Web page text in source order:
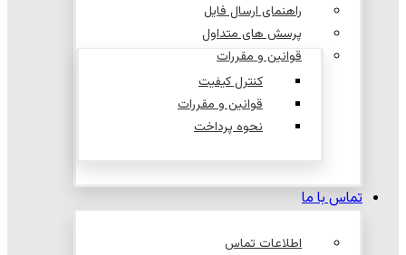
راهنمای ارسال فایل
پرسش های متداول
قوانین و مقررات
کنترل کیفیت
قوانین و مقررات
نحوه پرداخت
تماس با ما
اطلاعات تماس